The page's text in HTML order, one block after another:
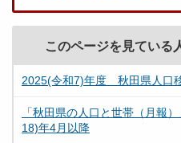
このページを見ている
2025(令和7)年度 秋田県人口
「秋田県の人口と世帯（月報
18)年4月以降